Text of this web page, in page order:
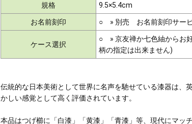
規格 9.5×5.4cm
お名前刻印 ○ » 別売 お名前刻印サー
ケース選択
○ » 京友禅か七色紬からお
柄の指定は出来ません)
伝統的な日本美術として世界に名声を馳せている漆器は、
かしい感覚として高く評価されています。
本品はつげ櫛に「白漆」「黄漆」「青漆」等、現代にマッ